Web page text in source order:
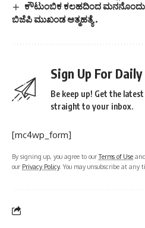
ಕೌಟುಂಬಿಕ ಕಲಹದಿಂದ ಮನನೊಂದು
ಬಿಜೆಪಿ ಮುಖಂಡ ಆತ್ಮಹತ್ಯೆ .
Sign Up For
Be keep up! Get the
straight to your inbox.
[mc4wp_form]
By signing up, you agree to ourTerms of Use
our Privacy Policy. You may unsubscribe at any